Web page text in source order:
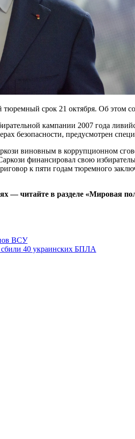
срок 21 октября. Об этом
кампании 2007 года
безопасности, предусмотрен
виновным в коррупционном
финансировал свою
к пяти годам тюремного
— читайте в разделе «Мировая
ВСУ
сбили 40 украинских БПЛА